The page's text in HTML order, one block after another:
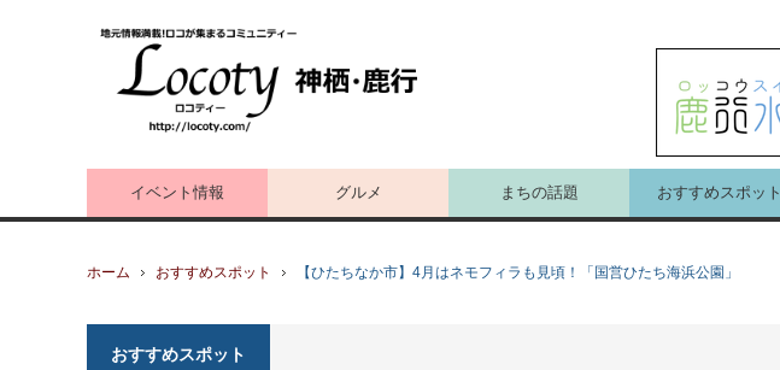
イベント情報 グルメ まちの話題 おすすめスポット
ホーム おすすめスポット 【ひたちなか市】4月はネモフィラも見頃！「国営ひたち海浜公園」
おすすめスポット